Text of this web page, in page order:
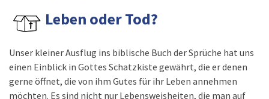
Leben oder Tod?
Unser kleiner Ausflug ins biblische Buch der Sprüche hat uns
einen Einblick in Gottes Schatzkiste gewährt, die er denen
gerne öffnet, die von ihm Gutes für ihr Leben annehmen
möchten. Es sind nicht nur Lebensweisheiten, die man auf